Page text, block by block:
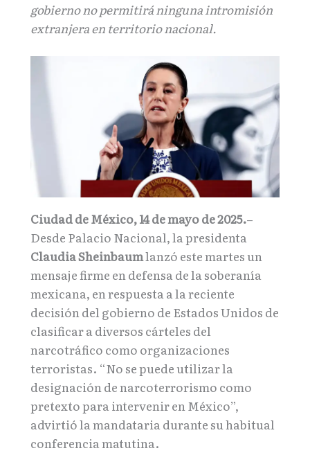
gobierno no permitirá ninguna intromisión
extranjera en territorio nacional.
Ciudad de México, 14 de mayo de 2025.–
Desde Palacio Nacional, la presidenta
Claudia Sheinbaumlanzó este martes un
mensaje firme en defensa de la soberanía
mexicana, en respuesta a la reciente
decisión del gobierno de Estados Unidos de
clasificar a diversos cárteles del
narcotráfico como organizaciones
terroristas. “No se puede utilizar la
designación de narcoterrorismo como
pretexto para intervenir en México”,
advirtió la mandataria durante su habitual
conferencia matutina.